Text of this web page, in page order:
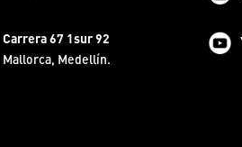
Carrera 67 1sur 92
Mallorca, Medellín.